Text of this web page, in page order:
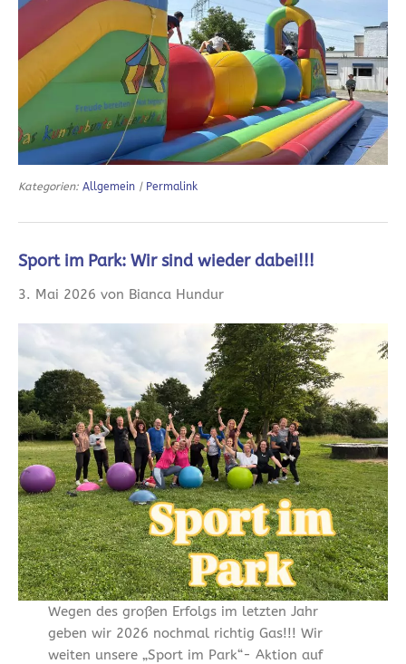
Kategorien: Allgemein | Permalink
Sport im Park: Wir sind wieder dabei!!!
3. Mai 2026 von Bianca Hundur
Wegen des großen Erfolgs im letzten Jahr
geben wir 2026 nochmal richtig Gas!!! Wir
weiten unsere „Sport im Park“- Aktion auf